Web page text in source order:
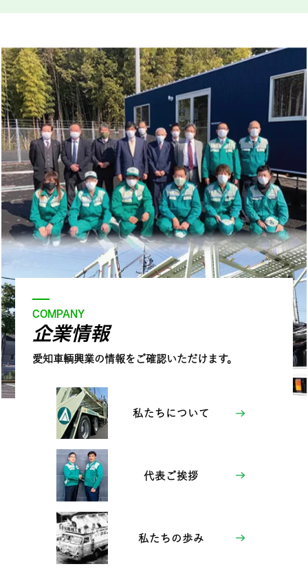
COMPANY
企業情報
愛知車輌興業の情報をご確認いただけます。
私たちについて
代表ご挨拶
私たちの歩み